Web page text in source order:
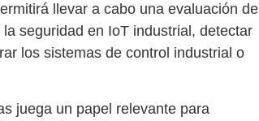
llevar a cabo una evaluación de
la seguridad en IoT industrial , detectar
los sistemas de control industrial o
juega un papel relevante para